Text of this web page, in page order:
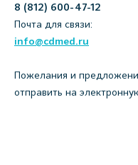
8 (812) 600-47-12
Почта для связи:
info@cdmed.ru
Пожелания и
отправить на